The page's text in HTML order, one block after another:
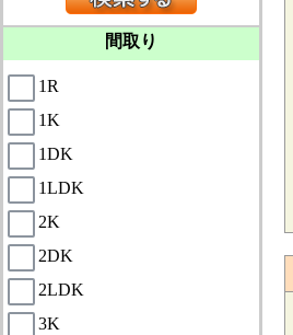
間取り
1R
1K
1DK
1LDK
2K
2DK
2LDK
3K